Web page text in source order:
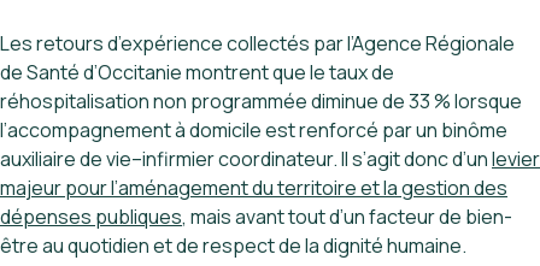
Les retours d’expérience collectés par l’Agence Régionale
de Santé d’Occitanie montrent que le taux de
réhospitalisation non programmée diminue de 33 % lorsque
l’accompagnement à domicile est renforcé par un binôme
auxiliaire de vie–infirmier coordinateur. Il s’agit donc d’unlevier
majeur pour l’aménagement du territoire et la gestion des
dépenses publiques, mais avant tout d’un facteur de bien-
être au quotidien et de respect de la dignité humaine.